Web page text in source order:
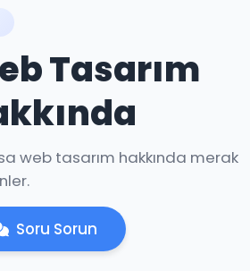
Tasarım
web tasarım hakkında merak
Soru Sorun